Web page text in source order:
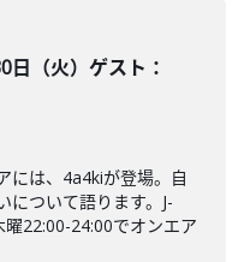
日（火）ゲスト：
には、4a4kiが登場。自
について語ります。J-
22:00-24:00でオンエア